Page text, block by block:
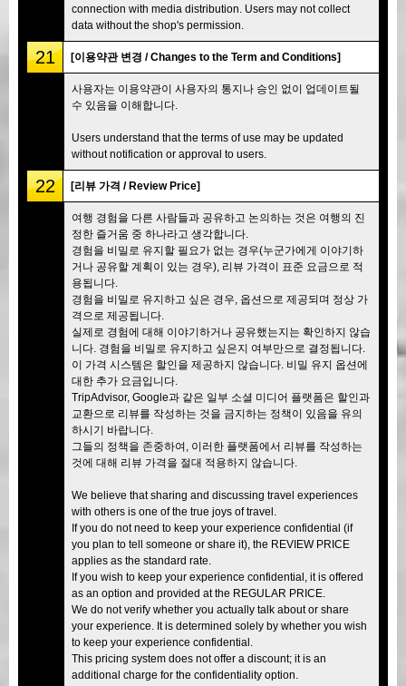
connection with media distribution. Users may not collect
data without the shop's permission.
21 [이용약관 변경 / Changes to the Term and Conditions]
사용자는 이용약관이 사용자의 통지나 승인 없이 업데이트될
수 있음을 이해합니다.
Users understand that the terms of use may be updated
without notification or approval to users.
22 [리뷰 가격 / Review Price]
여행 경험을 다른 사람들과 공유하고 논의하는 것은 여행의 진
정한 즐거움 중 하나라고 생각합니다.
경험을 비밀로 유지할 필요가 없는 경우(누군가에게 이야기하
거나 공유할 계획이 있는 경우), 리뷰 가격이 표준 요금으로 적
용됩니다.
경험을 비밀로 유지하고 싶은 경우, 옵션으로 제공되며 정상 가
격으로 제공됩니다.
실제로 경험에 대해 이야기하거나 공유했는지는 확인하지 않습
니다. 경험을 비밀로 유지하고 싶은지 여부만으로 결정됩니다.
이 가격 시스템은 할인을 제공하지 않습니다. 비밀 유지 옵션에
대한 추가 요금입니다.
TripAdvisor, Google과 같은 일부 소셜 미디어 플랫폼은 할인과
교환으로 리뷰를 작성하는 것을 금지하는 정책이 있음을 유의
하시기 바랍니다.
그들의 정책을 존중하여, 이러한 플랫폼에서 리뷰를 작성하는
것에 대해 리뷰 가격을 절대 적용하지 않습니다.
We believe that sharing and discussing travel experiences
with others is one of the true joys of travel.
If you do not need to keep your experience confidential (if
you plan to tell someone or share it), the REVIEW PRICE
applies as the standard rate.
If you wish to keep your experience confidential, it is offered
as an option and provided at the REGULAR PRICE.
We do not verify whether you actually talk about or share
your experience. It is determined solely by whether you wish
to keep your experience confidential.
This pricing system does not offer a discount; it is an
additional charge for the confidentiality option.